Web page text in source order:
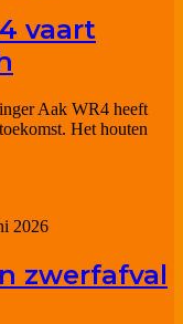
vaart
Aak WR4 heeft
Het houten
2026
zwerfafval